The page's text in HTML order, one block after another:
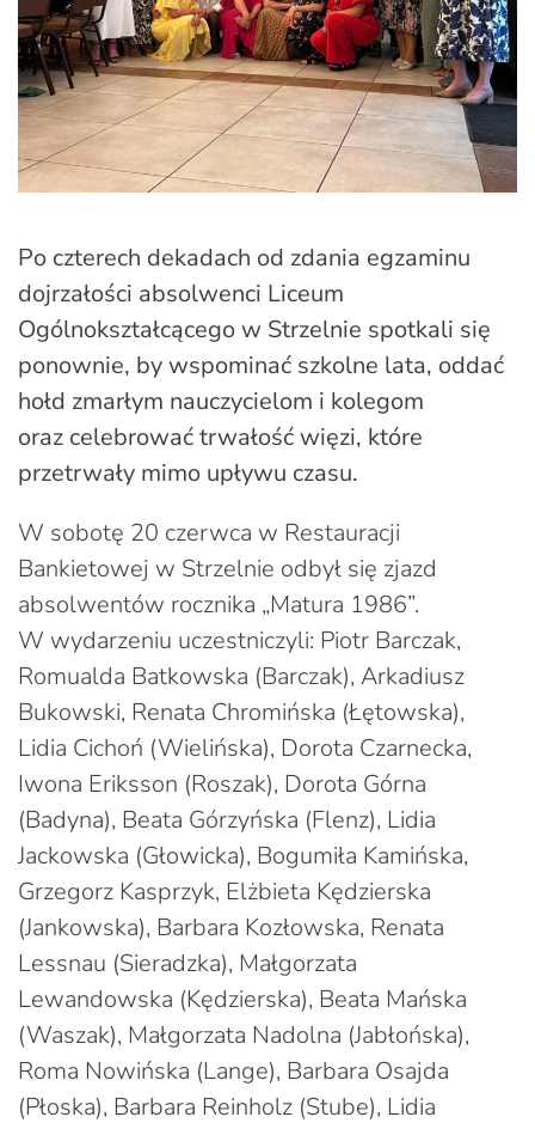
Po czterech dekadach od zdania egzaminu
dojrzałości absolwenci Liceum
Ogólnokształcącego w Strzelnie spotkali się
ponownie, by wspominać szkolne lata, oddać
hołd zmarłym nauczycielom i kolegom
oraz celebrować trwałość więzi, które
przetrwały mimo upływu czasu.
W sobotę 20 czerwca w Restauracji
Bankietowej w Strzelnie odbył się zjazd
absolwentów rocznika „Matura 1986”.
W wydarzeniu uczestniczyli: Piotr Barczak,
Romualda Batkowska (Barczak), Arkadiusz
Bukowski, Renata Chromińska (Łętowska),
Lidia Cichoń (Wielińska), Dorota Czarnecka,
Iwona Eriksson (Roszak), Dorota Górna
(Badyna), Beata Górzyńska (Flenz), Lidia
Jackowska (Głowicka), Bogumiła Kamińska,
Grzegorz Kasprzyk, Elżbieta Kędzierska
(Jankowska), Barbara Kozłowska, Renata
Lessnau (Sieradzka), Małgorzata
Lewandowska (Kędzierska), Beata Mańska
(Waszak), Małgorzata Nadolna (Jabłońska),
Roma Nowińska (Lange), Barbara Osajda
(Płoska), Barbara Reinholz (Stube), Lidia